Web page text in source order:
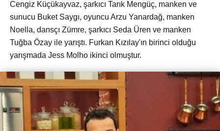
Cengiz Küçükayvaz, şarkıcı Tarık Mengüç, manken ve
sunucu Buket Saygı, oyuncu Arzu Yanardağ, manken
Noella, dansçı Zümre, şarkıcı Seda Üren ve manken
Tuğba Özay ile yarıştı. Furkan Kızılay'ın birinci olduğu
yarışmada Jess Molho ikinci olmuştur.